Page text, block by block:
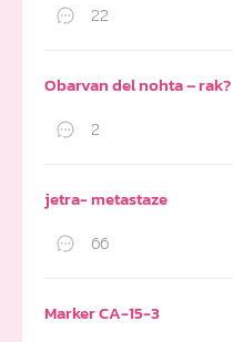
22
Obarvan del nohta – rak?
2
jetra- metastaze
66
Marker CA-15-3